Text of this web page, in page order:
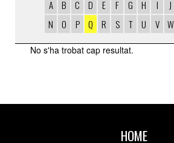
A B C D E F G H I J
N
O P Q R S T U V W
AUTORS
No s'ha trobat cap resultat.
HOME